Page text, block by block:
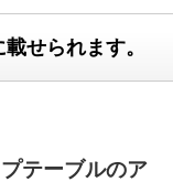
せられます。
テーブルのア